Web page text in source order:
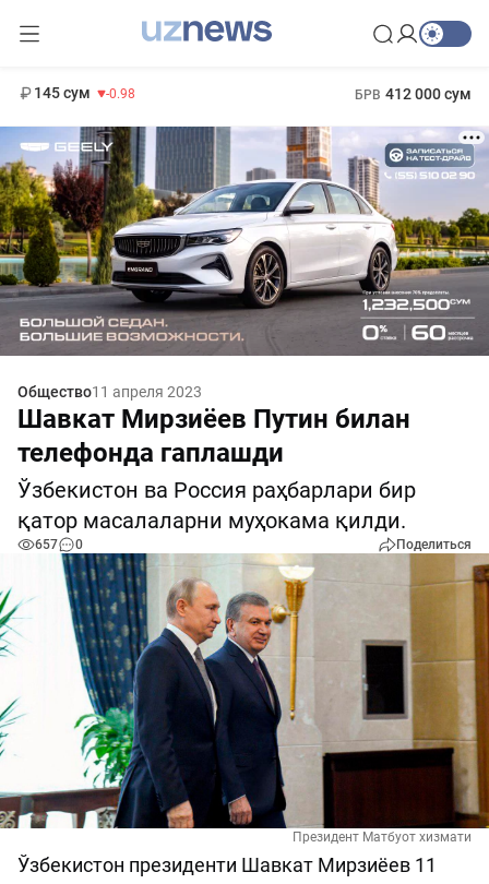
145 сум -0.98 БРВ 412 000 сум
Общество11 апреля 2023
Шавкат Мирзиёев Путин билан
телефонда гаплашди
Ўзбекистон ва Россия раҳбарлари бир
қатор масалаларни муҳокама қилди.
657 0 Поделиться
Президент Матбуот хизмати
Ўзбекистон президенти Шавкат Мирзиёев 11